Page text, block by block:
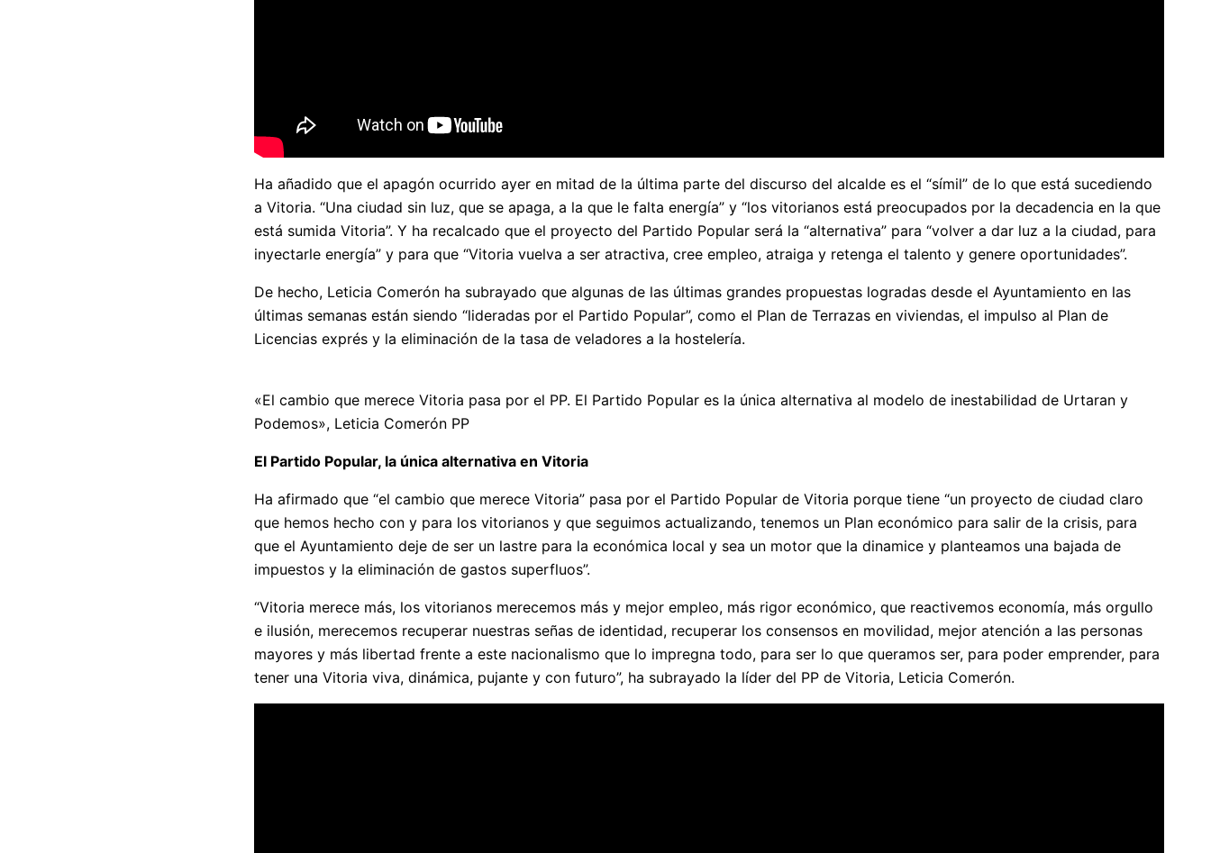
Ha añadido que el apagón ocurrido ayer en mitad de la última parte del discurso del alcalde es el “símil” de lo que está sucediendo
a Vitoria. “Una ciudad sin luz, que se apaga, a la que le falta energía” y “los vitorianos está preocupados por la decadencia en la que
está sumida Vitoria”. Y ha recalcado que el proyecto del Partido Popular será la “alternativa” para “volver a dar luz a la ciudad, para
inyectarle energía” y para que “Vitoria vuelva a ser atractiva, cree empleo, atraiga y retenga el talento y genere oportunidades”.
De hecho, Leticia Comerón ha subrayado que algunas de las últimas grandes propuestas logradas desde el Ayuntamiento en las
últimas semanas están siendo “lideradas por el Partido Popular”, como el Plan de Terrazas en viviendas, el impulso al Plan de
Licencias exprés y la eliminación de la tasa de veladores a la hostelería.
«El cambio que merece Vitoria pasa por el PP. El Partido Popular es la única alternativa al modelo de inestabilidad de Urtaran y
Podemos», Leticia Comerón PP
El Partido Popular, la única alternativa en Vitoria
Ha afirmado que “el cambio que merece Vitoria” pasa por el Partido Popular de Vitoria porque tiene “un proyecto de ciudad claro
que hemos hecho con y para los vitorianos y que seguimos actualizando, tenemos un Plan económico para salir de la crisis, para
que el Ayuntamiento deje de ser un lastre para la económica local y sea un motor que la dinamice y planteamos una bajada de
impuestos y la eliminación de gastos superfluos”.
“Vitoria merece más, los vitorianos merecemos más y mejor empleo, más rigor económico, que reactivemos economía, más orgullo
e ilusión, merecemos recuperar nuestras señas de identidad, recuperar los consensos en movilidad, mejor atención a las personas
mayores y más libertad frente a este nacionalismo que lo impregna todo, para ser lo que queramos ser, para poder emprender, para
tener una Vitoria viva, dinámica, pujante y con futuro”, ha subrayado la líder del PP de Vitoria, Leticia Comerón.